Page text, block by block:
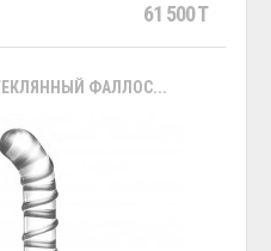
61 500 T
ФАЛЛОС...